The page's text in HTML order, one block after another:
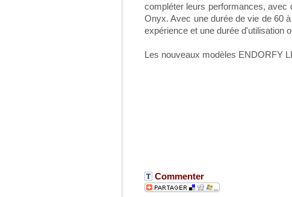
compléter leurs performances, avec
Onyx. Avec une durée de vie de 60
expérience et une durée d'utilisation
Les nouveaux modèles ENDORFY
Commenter